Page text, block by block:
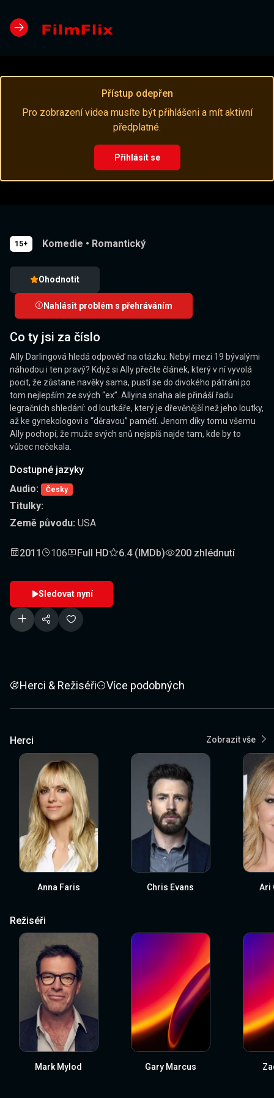
Přístup odepřen
Pro zobrazení videa musíte být přihlášeni a mít aktivní
předplatné.
Přihlásit se
15+ Komedie • Romantický
Ohodnotit
Nahlásit problém s přehráváním
Co ty jsi za číslo
Ally Darlingová hledá odpověď na otázku: Nebyl mezi 19 bývalými
náhodou i ten pravý? Když si Ally přečte článek, který v ní vyvolá
pocit, že zůstane navěky sama, pustí se do divokého pátrání po
tom nejlepším ze svých “ex”. Allyina snaha ale přináší řadu
legračních shledání: od loutkáře, který je dřevěnější než jeho loutky,
až ke gynekologovi s “děravou” pamětí. Jenom díky tomu všemu
Ally pochopí, že muže svých snů nejspíš najde tam, kde by to
vůbec nečekala.
Dostupné jazyky
Audio:
Česky
Titulky:
Země původu: USA
2011 106 Full HD 6.4 (IMDb) 200 zhlédnutí
Sledovat nyní
Herci & Režiséři Více podobných
Herci Zobrazit vše
Anna Faris Chris Evans Ari
Režiséři
Mark Mylod Gary Marcus